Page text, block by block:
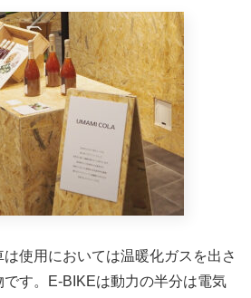
使用においては温暖化ガスを出さ
す。E-BIKEは動力の半分は電気